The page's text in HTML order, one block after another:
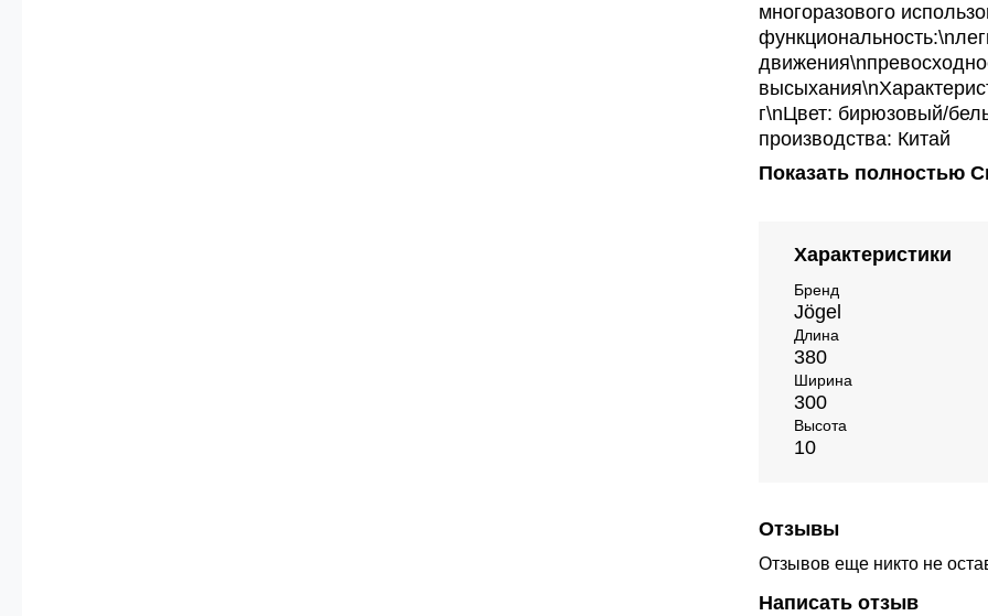
многоразового
г\nЦвет: бирюзовый/
производства: Китай
Показать полностью
Характеристики
Бренд
Jögel
Длина
380
Ширина
300
Высота
10
Отзывы
Отзывов еще никто не
Написать отзыв